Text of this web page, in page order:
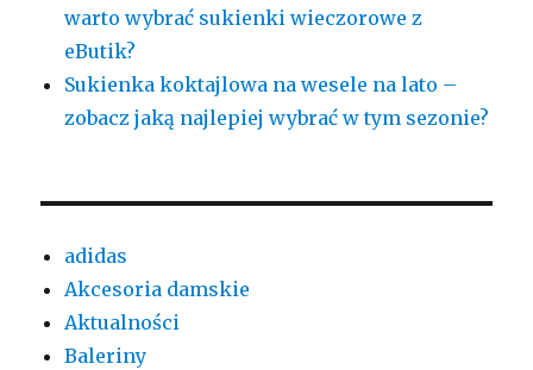
warto wybrać sukienki wieczorowe z
eButik?
Sukienka koktajlowa na wesele na lato –
zobacz jaką najlepiej wybrać w tym sezonie?
adidas
Akcesoria damskie
Aktualności
Baleriny